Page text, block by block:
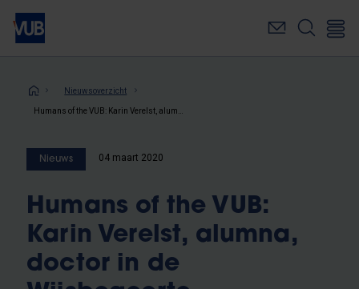
Overslaan
naar
inhoudKruimelpad
Nieuwsoverzicht
Nieuws 04 maart 2020
Humans of the VUB:
Karin Verelst, alumna,
doctor in de